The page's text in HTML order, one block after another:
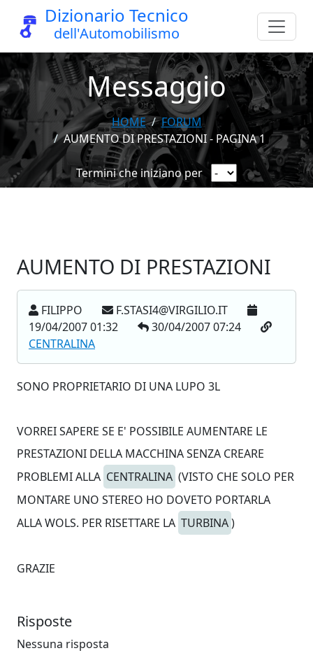
Dizionario Tecnico
dell'Automobilismo
Messaggio
HOME
FORUM
AUMENTO DI PRESTAZIONI - PAGINA 1
Termini che iniziano per
AUMENTO DI PRESTAZIONI
FILIPPO
F.STASI4@VIRGILIO.IT
19/04/2007 01:32
30/04/2007 07:24
CENTRALINA
SONO PROPRIETARIO DI UNA LUPO 3L
VORREI SAPERE SE E' POSSIBILE AUMENTARE LE
PRESTAZIONI DELLA MACCHINA SENZA CREARE
PROBLEMI ALLA CENTRALINA (VISTO CHE SOLO PER
MONTARE UNO STEREO HO DOVETO PORTARLA
ALLA WOLS. PER RISETTARE LA TURBINA)
GRAZIE
Risposte
Nessuna risposta